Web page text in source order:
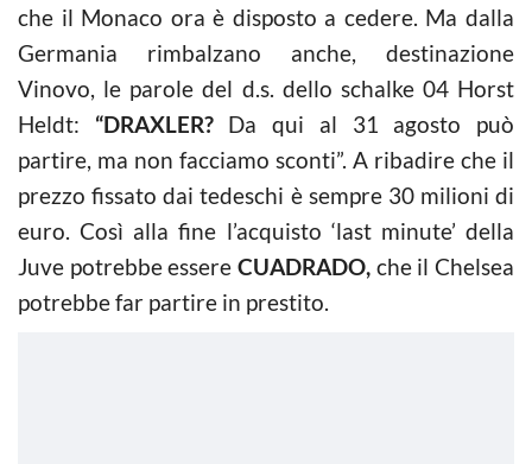
che il Monaco ora è disposto a cedere. Ma dalla
Germania rimbalzano anche, destinazione
Vinovo, le parole del d.s. dello schalke 04 Horst
Heldt: “DRAXLER?Da qui al 31 agosto può
partire, ma non facciamo sconti”. A ribadire che il
prezzo fissato dai tedeschi è sempre 30 milioni di
euro. Così alla fine l’acquisto ‘last minute’ della
Juve potrebbe essere CUADRADO, che il Chelsea
potrebbe far partire in prestito.